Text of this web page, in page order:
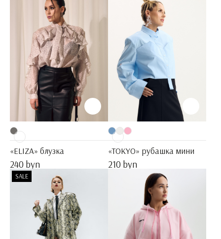
«ELIZA» блузка
240 byn
«TOKYO» рубашка мини
210 byn
SALE